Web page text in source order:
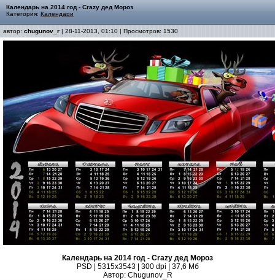
Календарь на 2014 год - Crazy дед Мороз
Категория: Календари
автор: chugunov_r | 28-11-2013, 01:10 | Просмотров: 1530
Календарь на 2014 год - Crazy дед Мороз
PSD | 5315х3543 | 300 dpi | 37,6 Мб
Автор: Chugunov_R